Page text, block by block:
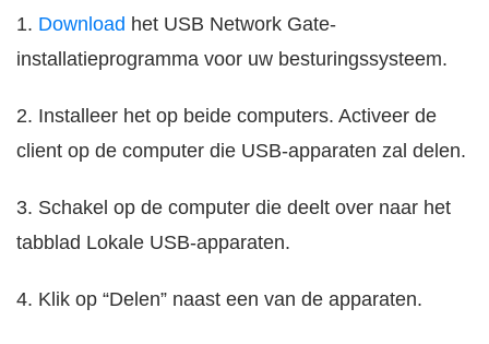
1. Download het USB Network Gate-
installatieprogramma voor uw besturingssysteem.
2. Installeer het op beide computers. Activeer de
client op de computer die USB-apparaten zal delen.
3. Schakel op de computer die deelt over naar het
tabblad Lokale USB-apparaten.
4. Klik op “Delen” naast een van de apparaten.